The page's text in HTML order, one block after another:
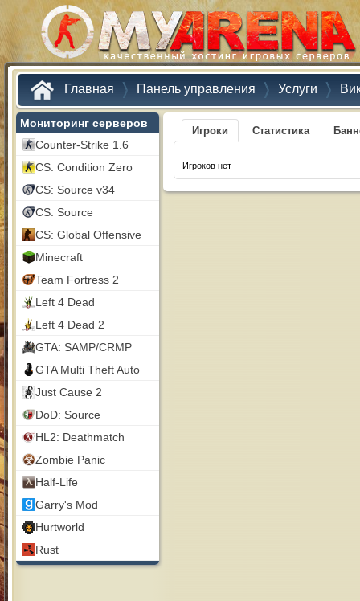
Главная Панель управления Услуги
Мониторинг серверов
Counter-Strike 1.6
CS: Condition Zero
CS: Source v34
CS: Source
CS: Global Offensive
Minecraft
Team Fortress 2
Left 4 Dead
Left 4 Dead 2
GTA: SAMP/CRMP
GTA Multi Theft Auto
Just Cause 2
DoD: Source
HL2: Deathmatch
Zombie Panic
Half-Life
Garry's Mod
Hurtworld
Rust
Игроки Статистика
Игроков нет